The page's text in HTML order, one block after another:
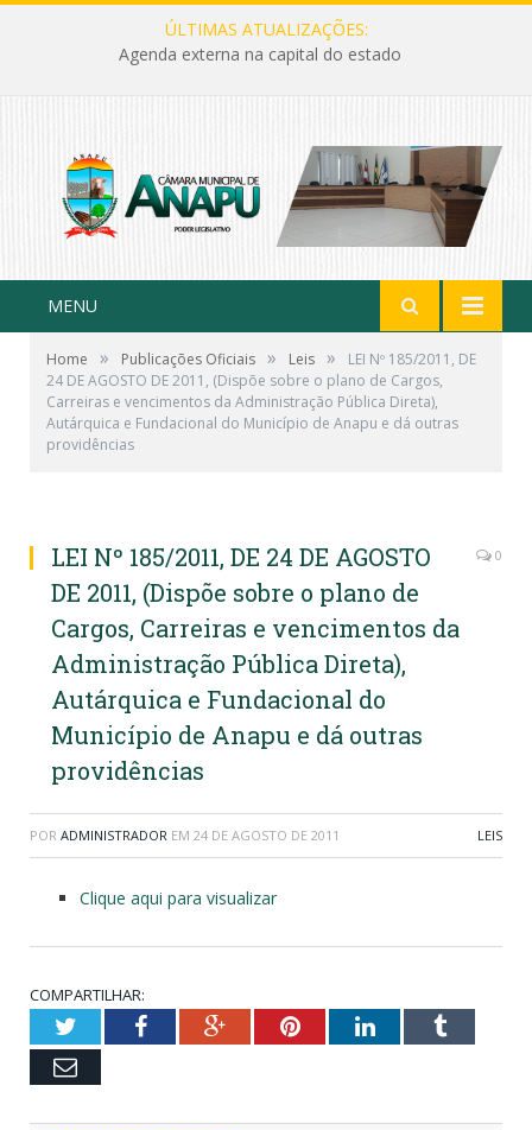
ÚLTIMAS ATUALIZAÇÕES:
Agenda externa na capital do estado
MENU
Home » Publicações Oficiais » Leis »
LEI Nº 185/2011, DE
24 DE AGOSTO DE 2011, (Dispõe sobre o plano de Cargos,
Carreiras e vencimentos da Administração Pública Direta),
Autárquica e Fundacional do Município de Anapu e dá outras
providências
LEI Nº 185/2011, DE 24 DE AGOSTO
DE 2011, (Dispõe sobre o plano de
Cargos, Carreiras e vencimentos da
Administração Pública Direta),
Autárquica e Fundacional do
Município de Anapu e dá outras
providências
0
POR ADMINISTRADOR EM 24 DE AGOSTO DE 2011 LEIS
Clique aqui para visualizar
COMPARTILHAR:
TwitterFacebookGoogle+PinterestLinkedInTumblr
Email